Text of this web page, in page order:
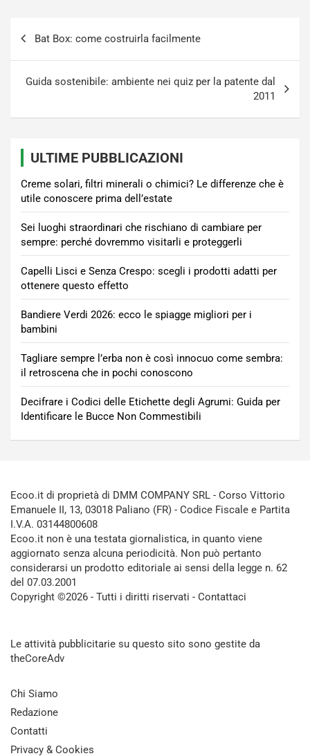
Bat Box: come costruirla facilmente
Guida sostenibile: ambiente nei quiz per la patente dal
2011
ULTIME PUBBLICAZIONI
Creme solari, filtri minerali o chimici? Le differenze che è
utile conoscere prima dell’estate
Sei luoghi straordinari che rischiano di cambiare per
sempre: perché dovremmo visitarli e proteggerli
Capelli Lisci e Senza Crespo: scegli i prodotti adatti per
ottenere questo effetto
Bandiere Verdi 2026: ecco le spiagge migliori per i
bambini
Tagliare sempre l’erba non è così innocuo come sembra:
il retroscena che in pochi conoscono
Decifrare i Codici delle Etichette degli Agrumi: Guida per
Identificare le Bucce Non Commestibili
Ecoo.it di proprietà di DMM COMPANY SRL - Corso Vittorio
Emanuele II, 13, 03018 Paliano (FR) - Codice Fiscale e Partita
I.V.A. 03144800608
Ecoo.it non è una testata giornalistica, in quanto viene
aggiornato senza alcuna periodicità. Non può pertanto
considerarsi un prodotto editoriale ai sensi della legge n. 62
del 07.03.2001
Copyright ©2026 - Tutti i diritti riservati - Contattaci
Le attività pubblicitarie su questo sito sono gestite da
theCoreAdv
Chi Siamo
Redazione
Contatti
Privacy & Cookies